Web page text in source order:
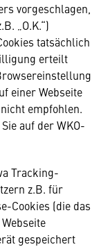
vorgeschlagen,
„O.K.“)
tatsächlich
erteilt
einer Webseite
empfohlen.
auf der WKO-
Tracking-
z.B. für
Cookies (die das
gespeichert